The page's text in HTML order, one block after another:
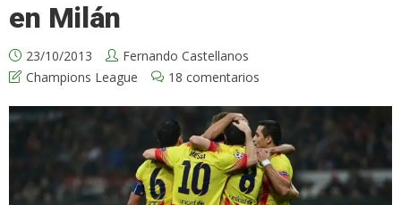
en Milán
23/10/2013
Fernando Castellanos
Champions League
18 comentarios